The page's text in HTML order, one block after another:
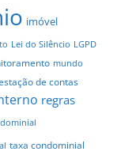
imóvel
Lei do Silêncio LGPD
mundo
de contas
regras
taxa condominial